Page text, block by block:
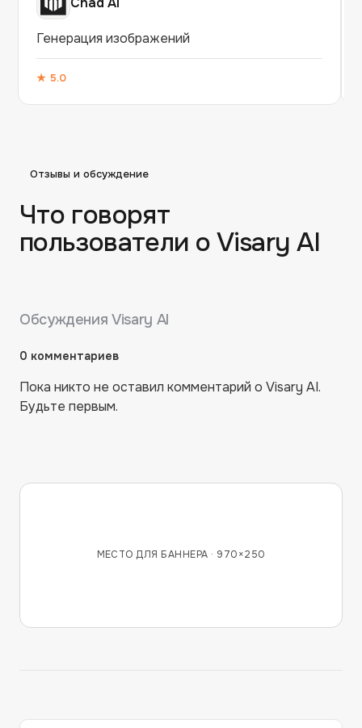
Генерация изображений
★ 5.0
Отзывы и обсуждение
Что говорят
пользователи оVisary AI
ОбсужденияVisary AI
0 комментариев
Пока никто не оставил комментарий о Visary AI.
Будьте первым.
МЕСТО ДЛЯ БАННЕРА · 970×250